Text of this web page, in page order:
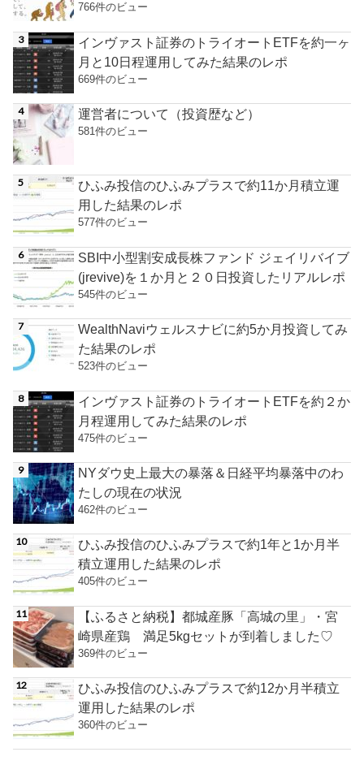
766件のビュー
インヴァスト証券のトライオートETFを約一ヶ
月と10日程運用してみた結果のレポ
669件のビュー
運営者について（投資歴など）
581件のビュー
ひふみ投信のひふみプラスで約11か月積立運
用した結果のレポ
577件のビュー
SBI中小型割安成長株ファンド ジェイリバイブ
(jrevive)を１か月と２０日投資したリアルレポ
545件のビュー
WealthNaviウェルスナビに約5か月投資してみ
た結果のレポ
523件のビュー
インヴァスト証券のトライオートETFを約２か
月程運用してみた結果のレポ
475件のビュー
NYダウ史上最大の暴落＆日経平均暴落中のわ
たしの現在の状況
462件のビュー
ひふみ投信のひふみプラスで約1年と1か月半
積立運用した結果のレポ
405件のビュー
【ふるさと納税】都城産豚「高城の里」・宮
崎県産鶏 満足5kgセットが到着しました♡
369件のビュー
ひふみ投信のひふみプラスで約12か月半積立
運用した結果のレポ
360件のビュー